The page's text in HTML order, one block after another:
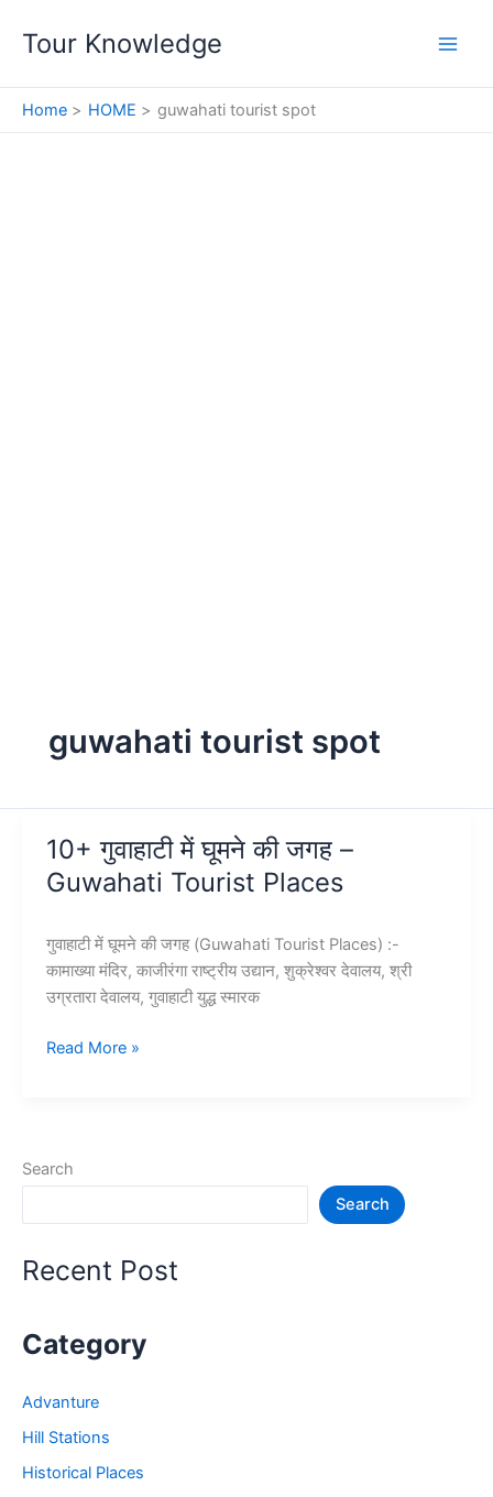
Tour Knowledge
Home HOME guwahati tourist spot
guwahati tourist spot
10+ गुवाहाटी में घूमने की जगह –
Guwahati Tourist Places
गुवाहाटी में घूमने की जगह (Guwahati Tourist Places) :-
कामाख्या मंदिर, काजीरंगा राष्ट्रीय उद्यान, शुक्रेश्वर देवालय, श्री
उग्रतारा देवालय, गुवाहाटी युद्ध स्मारक
10+
जगह
Places
Read More »
Search
Search
Recent Post
Category
Advanture
Hill Stations
Historical Places